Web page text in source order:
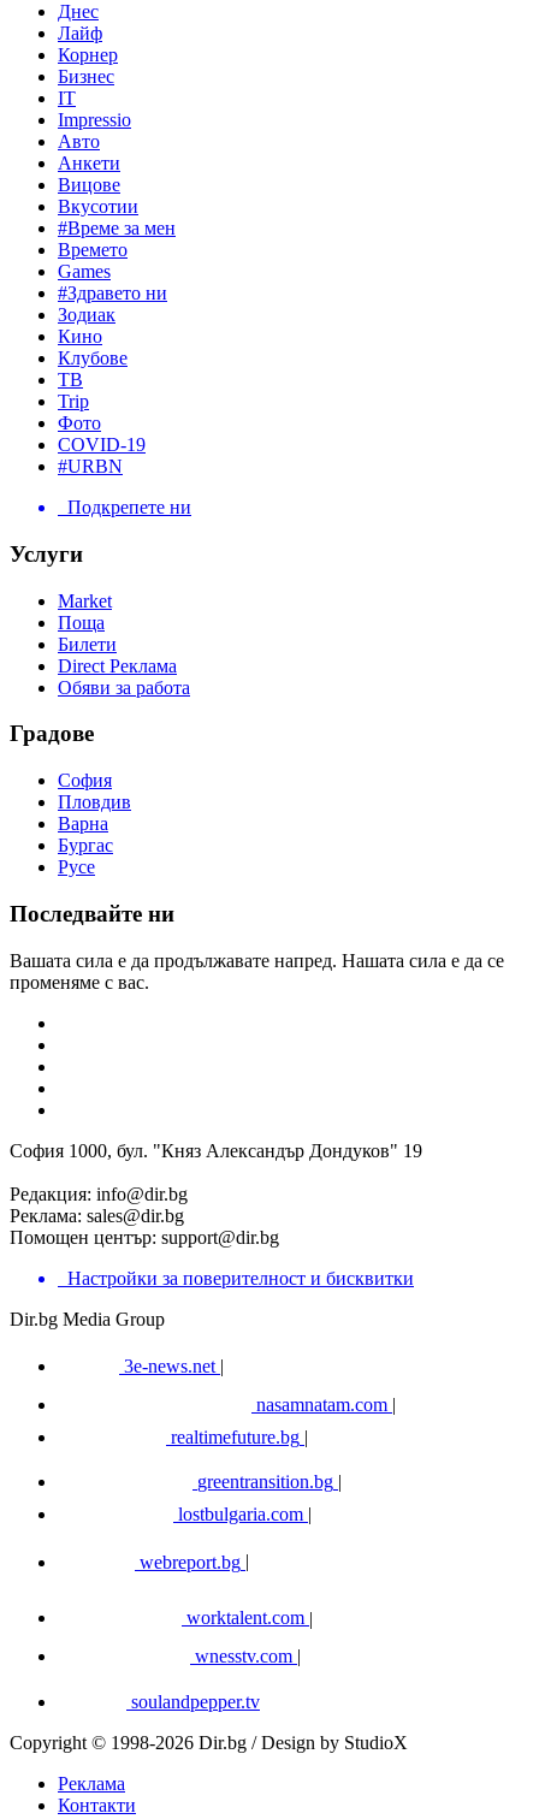
Днес
Лайф
Корнер
Бизнес
IT
Impressio
Авто
Анкети
Вицове
Вкусотии
#Време за мен
Времето
Games
#Здравето ни
Зодиак
Кино
Клубове
ТВ
Trip
Фото
COVID-19
#URBN
Подкрепете ни
Услуги
Market
Поща
Билети
Direct Реклама
Обяви за работа
Градове
София
Пловдив
Варна
Бургас
Русе
Последвайте ни
Вашата сила е да продължавате напред. Нашата сила е да се
променяме с вас.
София 1000, бул. "Княз Александър Дондуков" 19
Редакция: info@dir.bg
Реклама: sales@dir.bg
Помощен център: support@dir.bg
Настройки за поверителност и бисквитки
Dir.bg Media Group
3e-news.net |
nasamnatam.com |
realtimefuture.bg |
greentransition.bg |
lostbulgaria.com |
webreport.bg
worktalent.com |
wnesstv.com |
soulandpepper.tv
Copyright © 1998-2026 Dir.bg / Design by StudioX
Реклама
Контакти